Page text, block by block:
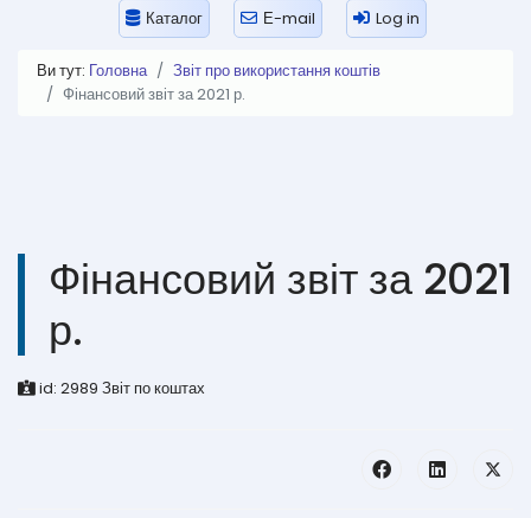
Каталог Е-mail Log in
Ви тут: Головна
Звіт про використання коштів
Фінансовий звіт за 2021 р.
Фінансовий звіт за 2021
р.
id: 2989 Звіт по коштах